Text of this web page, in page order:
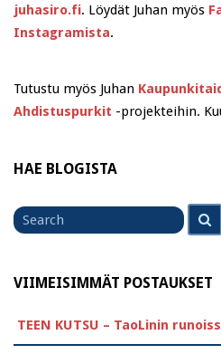
juhasiro.fi. Löydät Juhan myös
Instagramista.
Tutustu myös Juhan
Ahdistuspurkit -projekteihin.
HAE BLOGISTA
for
VIIMEISIMMÄT POSTAUKSET
TEEN KUTSU – TaoLinin